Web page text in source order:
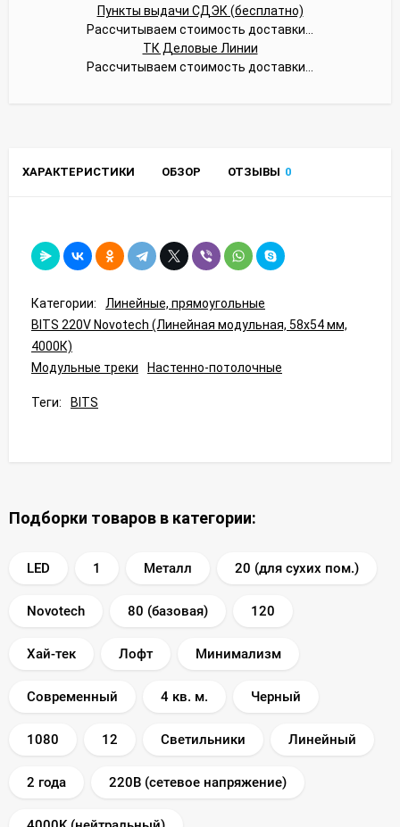
Пункты выдачи СДЭК (бесплатно)
Рассчитываем стоимость доставки...
ТК Деловые Линии
Рассчитываем стоимость доставки...
ХАРАКТЕРИСТИКИ ОБЗОР ОТЗЫВЫ 0
Категории:
Линейные, прямоугольные
BITS 220V Novotech (Линейная модульная, 58x54 мм,
4000К)
Модульные треки
Настенно-потолочные
Теги: BITS
Подборки товаров в категории:
LED 1 Металл 20 (для сухих пом.)
Novotech 80 (базовая) 120
Хай-тек Лофт Минимализм
Современный 4 кв. м. Черный
1080 12 Светильники Линейный
2 года 220В (сетевое напряжение)